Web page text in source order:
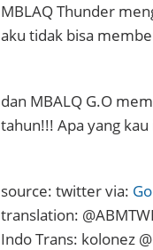
MBLAQ Thunder
aku tidak bisa
dan MBALQ G.O
tahun!!! Apa yang kau
source: twitter via:
translation:
Indo Trans: kolonez